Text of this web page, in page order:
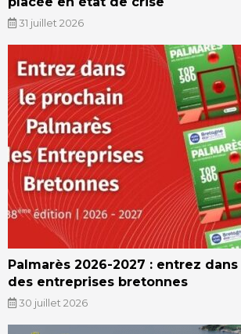
31 juillet 2026
Palmarès 2026-2027 : entrez
des entreprises bretonnes
30 juillet 2026